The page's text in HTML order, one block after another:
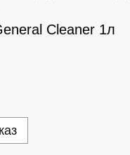
Cleaner 1л